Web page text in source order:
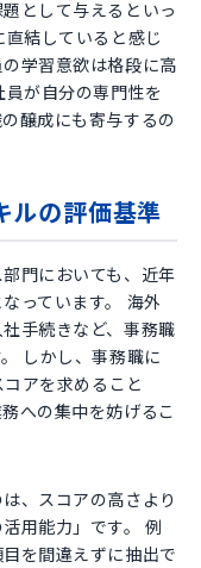
として与えるといっ
結していると感じ
学習意欲は格段に高
が自分の専門性を
醸成にも寄与するの
ルの評価基準
門においても、近年
っています。 海外
手続きなど、事務職
しかし、事務職に
アを求めること
への集中を妨げるこ
、スコアの高さより
用能力」です。 例
を間違えずに抽出で